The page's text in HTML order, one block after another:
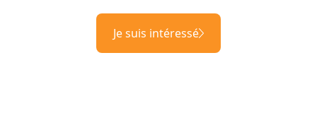
Je suis intéressé